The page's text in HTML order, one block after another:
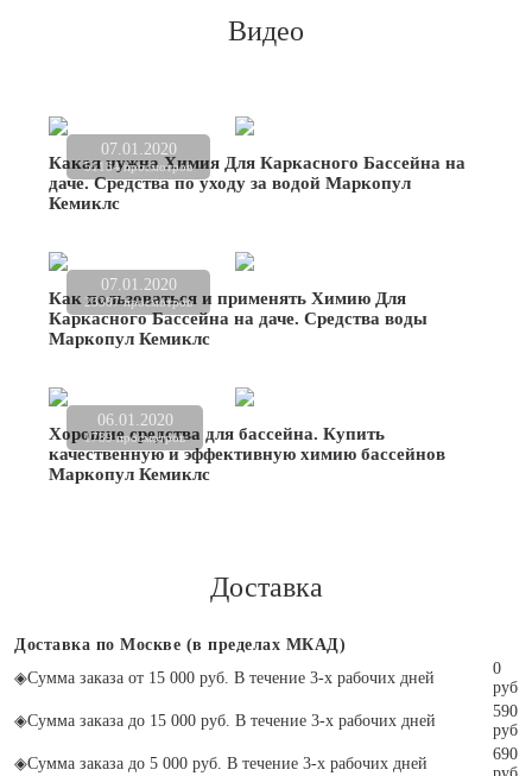
Видео
07.01.2020
51184 просмотров
Какая нужна Химия Для Каркасного Бассейна на
даче. Средства по уходу за водой Маркопул
Кемиклс
07.01.2020
23387 просмотров
Как пользоваться и применять Химию Для
Каркасного Бассейна на даче. Средства воды
Маркопул Кемиклс
06.01.2020
1789 просмотров
Хорошие средства для бассейна. Купить
качественную и эффективную химию бассейнов
Маркопул Кемиклс
Доставка
Доставка по Москве (в пределах МКАД)
◈Сумма заказа от 15 000 руб. В течение 3-х рабочих дней
0
руб
◈Сумма заказа до 15 000 руб. В течение 3-х рабочих дней
590
руб
◈Сумма заказа до 5 000 руб. В течение 3-х рабочих дней
690